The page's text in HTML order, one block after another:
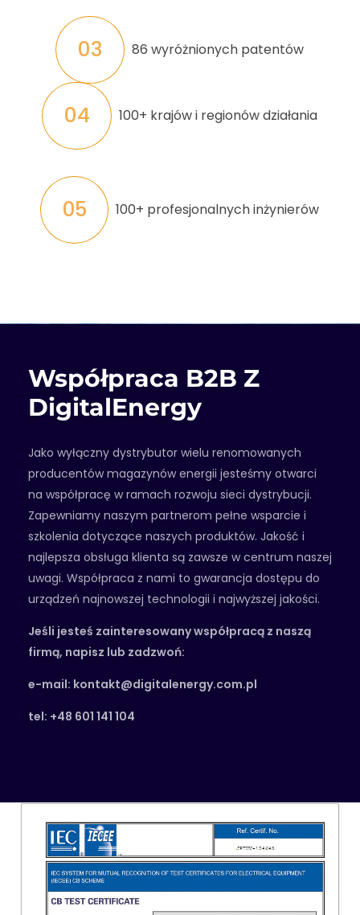
03 86 wyróżnionych patentów
04 100+ krajów i regionów działania
05 100+ profesjonalnych inżynierów
Współpraca B2B Z
DigitalEnergy
Jako wyłączny dystrybutor wielu renomowanych
producentów magazynów energii jesteśmy otwarci
na współpracę w ramach rozwoju sieci dystrybucji.
Zapewniamy naszym partnerom pełne wsparcie i
szkolenia dotyczące naszych produktów. Jakość i
najlepsza obsługa klienta są zawsze w centrum naszej
uwagi. Współpraca z nami to gwarancja dostępu do
urządzeń najnowszej technologii i najwyższej jakości.
Jeśli jesteś zainteresowany współpracą z naszą
firmą, napisz lub zadzwoń:
e-mail: kontakt@digitalenergy.com.pl
tel: +48 601 141 104